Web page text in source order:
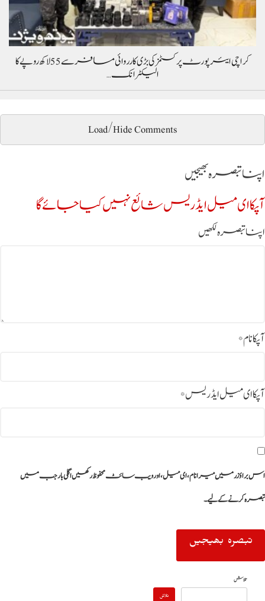
کراچی ایئرپورٹ پر کسٹمز کی بڑی کارروائی مسافر سے 55 لاکھ روپے کا
الیکٹرانک…
Load/Hide Comments
اپنا تبصرہ بھیجیں
آپکا ای میل ایڈریس شائع نہیں کیا جائے گا
اپنا تبصرہ لکھیں
آپکا نام*
آپکا ای میل ایڈریس*
اس براؤزر میں میرا نام، ای میل، اور ویب سائٹ محفوظ رکھیں اگلی بار جب میں
تبصرہ کرنے کےلیے۔
تلاش
تلاش